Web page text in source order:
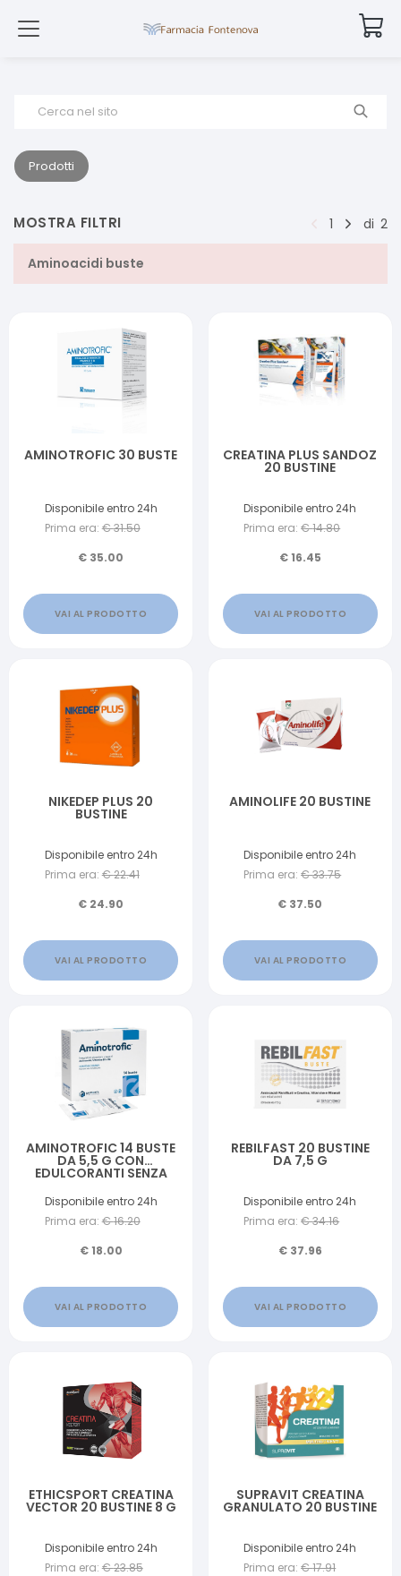
Cerca nel sito
Prodotti
MOSTRA FILTRI 1 di 2
Aminoacidi buste
AMINOTROFIC 30 BUSTE
Disponibile entro 24h
Prima era: €31.50
€ 35.00
VAI AL PRODOTTO
CREATINA PLUS SANDOZ
20 BUSTINE
Disponibile entro 24h
Prima era: €14.80
€16.45
VAI AL PRODOTTO
NIKEDEP PLUS 20
BUSTINE
Disponibile entro 24h
Prima era: €22.41
€ 24.90
VAI AL PRODOTTO
AMINOLIFE 20 BUSTINE
Disponibile entro 24h
Prima era: €33.75
€ 37.50
VAI AL PRODOTTO
AMINOTROFIC 14 BUSTE
DA 5,5 G CON
EDULCORANTI SENZA
LATTOSIO
Disponibile entro 24h
Prima era: €16.20
€18.00
VAI AL PRODOTTO
REBILFAST 20 BUSTINE
DA 7,5 G
Disponibile entro 24h
Prima era: €34.16
€ 37.96
VAI AL PRODOTTO
ETHICSPORT CREATINA
VECTOR 20 BUSTINE 8 G
Disponibile entro 24h
Prima era: €23.85
SUPRAVIT CREATINA
GRANULATO 20 BUSTINE
Disponibile entro 24h
Prima era: €17.91